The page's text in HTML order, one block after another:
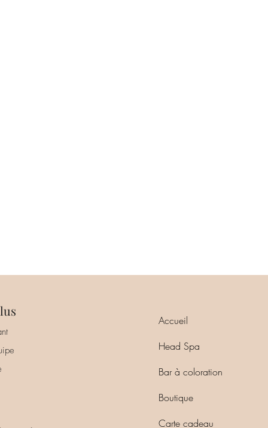
Accueil
Head Spa
Bar à coloration
Boutique
Carte cadeau